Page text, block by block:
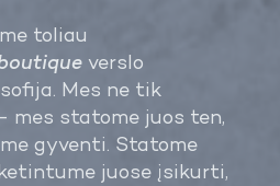
toliau
verslo
Mes ne tik
mes statome juos ten,
gyventi. Statome
juose įsikurti,